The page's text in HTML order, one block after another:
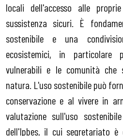
locali dell'accesso alle
sussistenza sicuri. È
sostenibile e una
ecosistemici, in particolare
vulnerabili e le comunità che
natura. L'uso sostenibile può
conservazione e al vivere in
valutazione sull'uso
dell'Ipbes, il cui segretariato